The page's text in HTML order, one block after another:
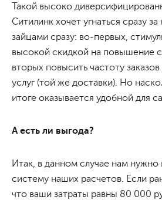
Такой высоко
Ситилинк хочет угнаться сразу
зайцами сразу: во-первых,
высокой скидкой на повышение
вторых повысить частоту
услуг (той же доставки). Но
итоге оказывается удобной для
А есть ли выгода?
Итак, в данном случае нам нужно
систему наших расчетов. Если
что ваши затраты равны 80 000